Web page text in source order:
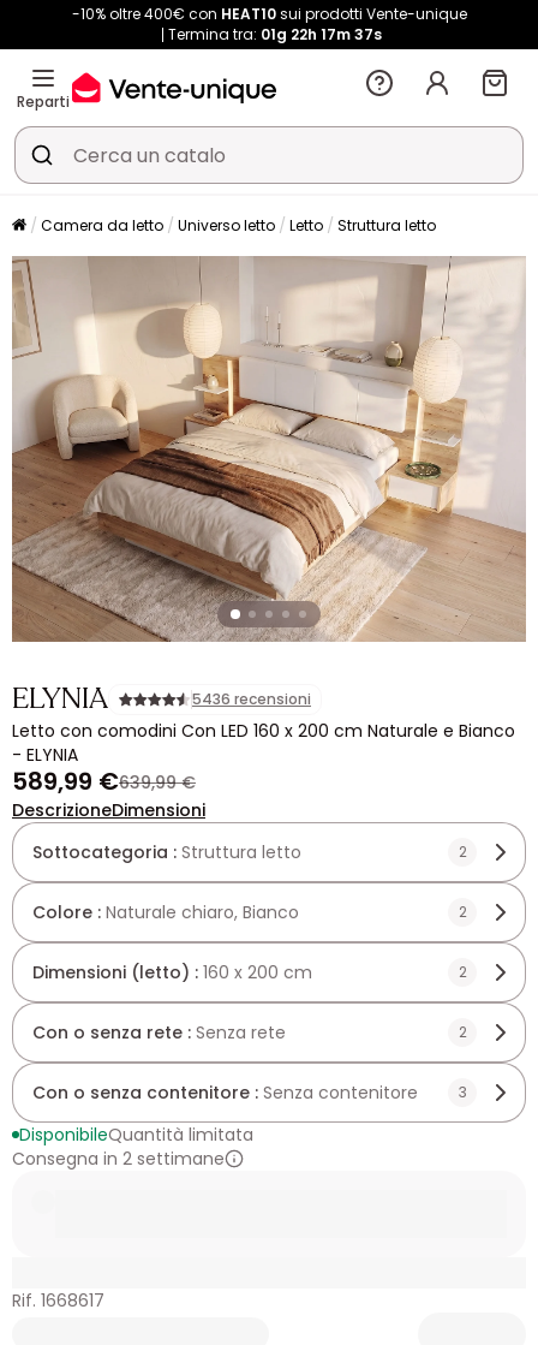
-10% oltre 400€ con HEAT10sui prodotti Vente-unique
Termina tra: 01g 22h 17m 36s
Reparti
Camera da letto Universo letto Letto Struttura letto
ELYNIA 5436 recensioni
Letto con comodini Con LED 160 x 200 cm Naturale e Bianco
- ELYNIA
589,99 €639,99 €
DescrizioneDimensioni
Sottocategoria : Struttura letto 2
Colore : Naturale chiaro, Bianco 2
Dimensioni (letto) : 160 x 200 cm 2
Con o senza rete : Senza rete 2
Con o senza contenitore : Senza contenitore 3
DisponibileQuantità limitata
Consegna in 2 settimane
Rif. 1668617